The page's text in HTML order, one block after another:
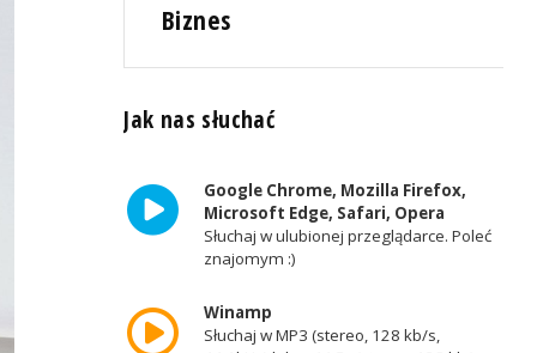
Biznes
Jak nas słuchać
Google Chrome, Mozilla Firefox,
Microsoft Edge, Safari, Opera
Słuchaj w ulubionej przeglądarce. Poleć
znajomym :)
Winamp
Słuchaj w MP3 (stereo, 128 kb/s,